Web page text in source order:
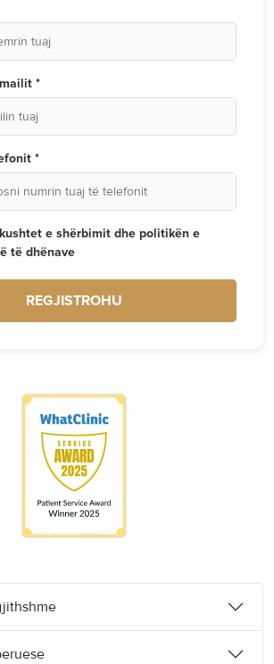
*
*
e shërbimit dhe politikën e
të dhënave
REGJISTROHU